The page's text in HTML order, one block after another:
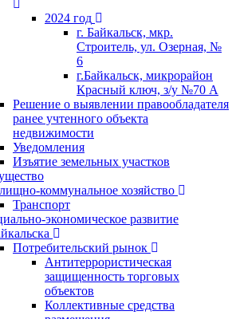
2024 год
г. Байкальск, мкр.
Строитель, ул. Озерная, №
6
г.Байкальск, микрорайон
Красный ключ, з/у №70 А
Решение о выявлении правообладателя
ранее учтенного объекта
недвижимости
Уведомления
Изъятие земельных участков
коммунальное хозяйство
Транспорт
экономическое развитие
Потребительский рынок
Антитеррористическая
защищенность торговых
объектов
Коллективные средства